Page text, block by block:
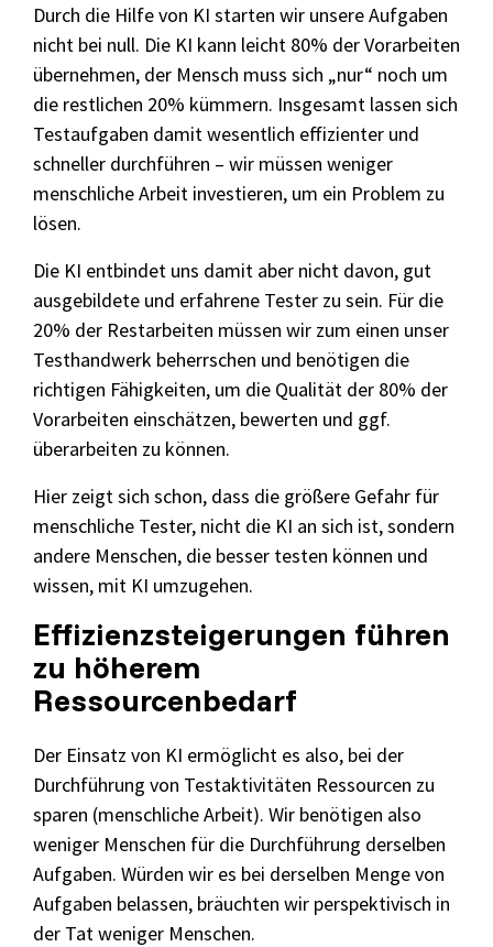
Durch die Hilfe von KI starten wir unsere Aufgaben
nicht bei null. Die KI kann leicht 80% der Vorarbeiten
übernehmen, der Mensch muss sich „nur“ noch um
die restlichen 20% kümmern. Insgesamt lassen sich
Testaufgaben damit wesentlich effizienter und
schneller durchführen – wir müssen weniger
menschliche Arbeit investieren, um ein Problem zu
lösen.
Die KI entbindet uns damit aber nicht davon, gut
ausgebildete und erfahrene Tester zu sein. Für die
20% der Restarbeiten müssen wir zum einen unser
Testhandwerk beherrschen und benötigen die
richtigen Fähigkeiten, um die Qualität der 80% der
Vorarbeiten einschätzen, bewerten und ggf.
überarbeiten zu können.
Hier zeigt sich schon, dass die größere Gefahr für
menschliche Tester, nicht die KI an sich ist, sondern
andere Menschen, die besser testen können und
wissen, mit KI umzugehen.
Effizienzsteigerungen führen
zu höherem
Ressourcenbedarf
Der Einsatz von KI ermöglicht es also, bei der
Durchführung von Testaktivitäten Ressourcen zu
sparen (menschliche Arbeit). Wir benötigen also
weniger Menschen für die Durchführung derselben
Aufgaben. Würden wir es bei derselben Menge von
Aufgaben belassen, bräuchten wir perspektivisch in
der Tat weniger Menschen.